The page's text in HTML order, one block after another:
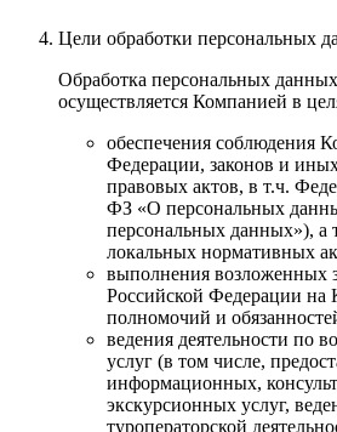
Цели обработки персональных
Обработка персональных
осуществляется Компанией в
обеспечения соблюдения
Федерации, законов и
правовых актов, в т.ч.
ФЗ «О персональных
персональных данных»), а
локальных нормативных
выполнения возложенных
Российской Федерации
полномочий и
ведения деятельности по
услуг (в том числе,
информационных,
экскурсионных услуг,
туроператорской